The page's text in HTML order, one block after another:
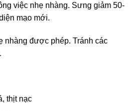
việc nhẹ nhàng. Sưng giảm 50-
mạo mới.
nhàng được phép. Tránh các
thịt nạc